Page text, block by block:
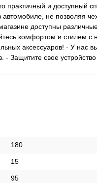
практичный и доступный
не позволяя
доступны
комфортом и стилем
аксессуаров! - У нас
- Защитите свое
180
15
95